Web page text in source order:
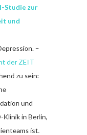
Studie zur
und
–
der ZEIT
zu sein:
und
in Berlin,
ist.